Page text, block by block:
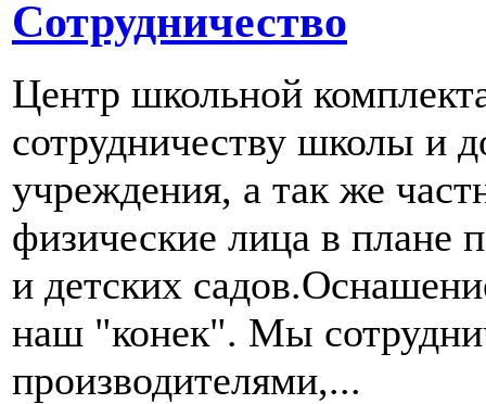
Сотрудничество
Центр школьной
сотрудничеству школы и
учреждения, а так же
физические лица в плане
и детских
наш "конек". Мы
производителями,...